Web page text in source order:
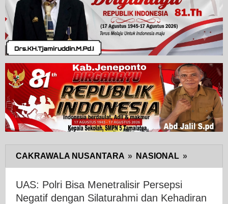
CAKRAWALA NUSANTARA » NASIONAL »
Polri
UAS: Polri Bisa Menetralisir Persepsi
Negatif dengan Silaturahmi dan Kehadiran